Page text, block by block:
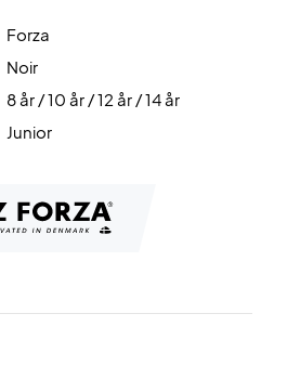
Forza
Noir
8 år / 10 år / 12 år / 14 år
Junior